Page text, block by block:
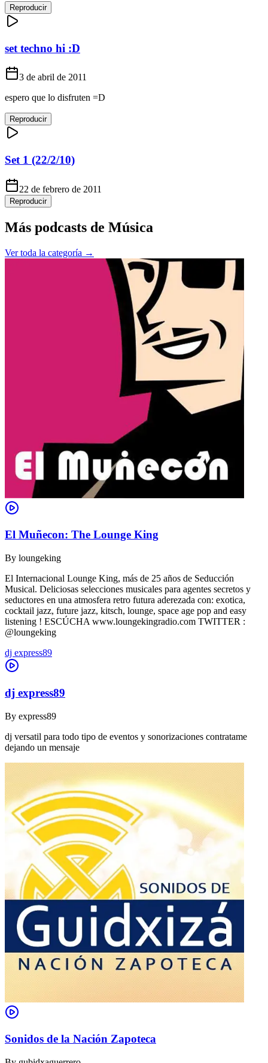
Reproducir
set techno hi :D
3 de abril de 2011
espero que lo disfruten =D
Reproducir
Set 1 (22/2/10)
22 de febrero de 2011
Reproducir
Más podcasts de Música
Ver toda la categoría →
El Muñecon: The Lounge King
By loungeking
El Internacional Lounge King, más de 25 años de Seducción
Musical. Deliciosas selecciones musicales para agentes secretos y
seductores en una atmosfera retro futura aderezada con: exotica,
cocktail jazz, future jazz, kitsch, lounge, space age pop and easy
listening ! ESCÚCHA www.loungekingradio.com TWITTER :
@loungeking
dj express89
dj express89
By express89
dj versatil para todo tipo de eventos y sonorizaciones contratame
dejando un mensaje
Sonidos de la Nación Zapoteca